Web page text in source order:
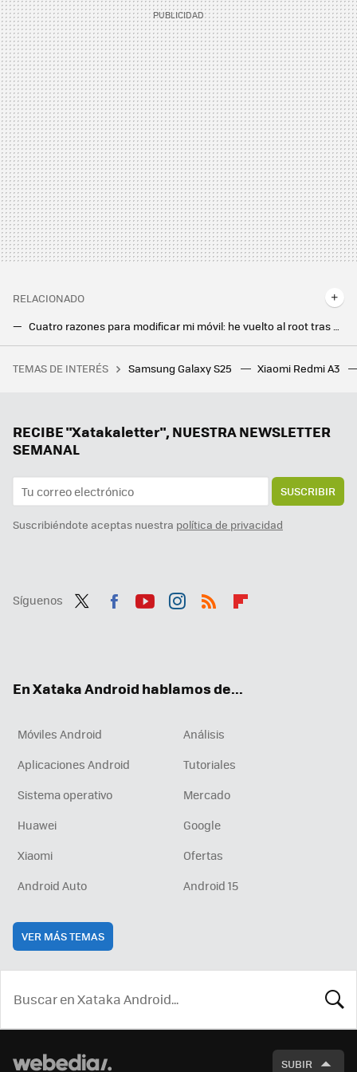
RELACIONADO
Me cansé de esperar a HyperOS y le cambié la ROM a mi Xiaomi: ahora tengo un móvil más rápido y parecido al Pixel
Henry Ford: "Es mejor que 20.000 personas estén satisfechas y bien alimentadas que que se creen unos pocos millonarios"
TEMAS DE INTERÉS Samsung Galaxy S25 Xiaomi Redmi A3
RECIBE "Xatakaletter", NUESTRA NEWSLETTER
SEMANAL
SUSCRIBIR
Suscribiéndote aceptas nuestra política de privacidad
Síguenos
En Xataka Android hablamos de...
Móviles Android
Análisis
Aplicaciones Android
Tutoriales
Sistema operativo
Mercado
Huawei
Google
Xiaomi
Ofertas
Android Auto
Android 15
VER MÁS TEMAS
SUBIR